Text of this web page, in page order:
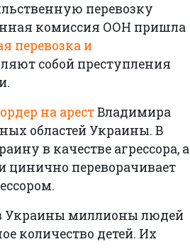
перевозку
комиссия ООН пришла
перевозка и
собой преступления
ордер на арестВладимира
областей Украины. В
в качестве агрессора, а
цинично переворачивает
Украины миллионы людей
количество детей. Их